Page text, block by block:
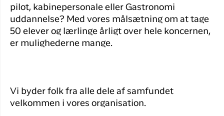
pilot, kabinepersonale eller Gastronomi
uddannelse? Med vores målsætning om at tage
50 elever og lærlinge årligt over hele koncernen,
er mulighederne mange.
Vi byder folk fra alle dele af samfundet
velkommen i vores organisation.